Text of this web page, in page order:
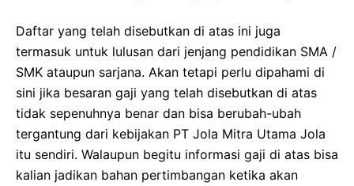
Daftar yang telah disebutkan di atas ini juga
termasuk untuk lulusan dari jenjang pendidikan SMA /
SMK ataupun sarjana. Akan tetapi perlu dipahami di
sini jika besaran gaji yang telah disebutkan di atas
tidak sepenuhnya benar dan bisa berubah-ubah
tergantung dari kebijakan PT Jola Mitra Utama Jola
itu sendiri. Walaupun begitu informasi gaji di atas bisa
kalian jadikan bahan pertimbangan ketika akan